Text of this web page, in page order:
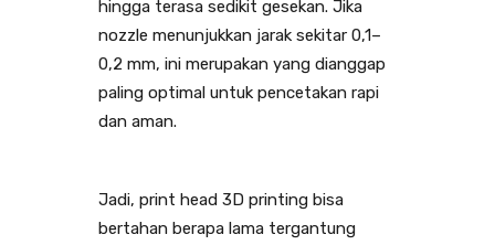
hingga terasa sedikit gesekan. Jika
nozzle menunjukkan jarak sekitar 0,1–
0,2 mm, ini merupakan yang dianggap
paling optimal untuk pencetakan rapi
dan aman.
Jadi, print head 3D printing bisa
bertahan berapa lama tergantung